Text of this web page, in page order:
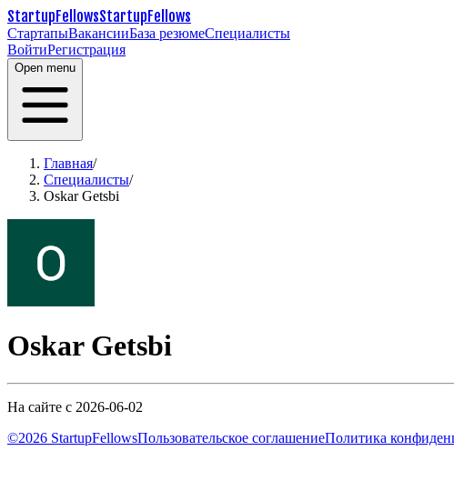
StartupFellowsStartupFellows
СтартапыВакансииБаза резюмеСпециалисты
ВойтиРегистрация
Open menu
Главная/
Специалисты/
Oskar Getsbi
Oskar Getsbi
На сайте с 2026-06-02
©2026 StartupFellowsПользовательское соглашениеПолитика